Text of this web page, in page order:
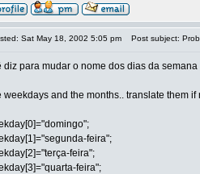
Sat May 18, 2002 5:05 pm Post subject:
diz para mudar o nome dos dias da
weekdays and the months.. translate them if
feira";
feira";
feira";